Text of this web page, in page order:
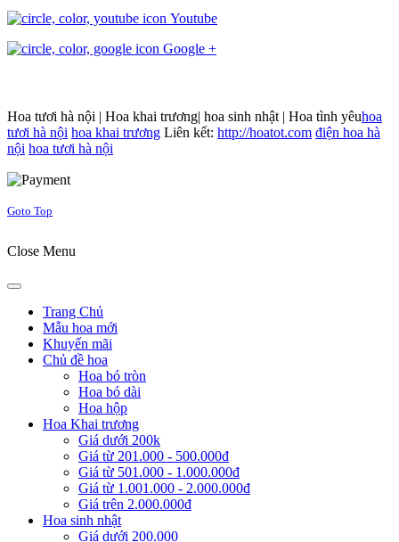
Youtube
Google +
Hoa tươi hà nội | Hoa khai trương| hoa sinh nhật | Hoa tình yêuhoa
tươi hà nội hoa khai trương Liên kết: http://hoatot.com điện hoa hà
nội hoa tươi hà nội
Goto Top
Close Menu
Trang Chủ
Mẫu hoa mới
Khuyến mãi
Chủ đề hoa
Hoa bó tròn
Hoa bó dài
Hoa hộp
Hoa Khai trương
Giá dưới 200k
Giá từ 201.000 - 500.000đ
Giá từ 501.000 - 1.000.000đ
Giá từ 1.001.000 - 2.000.000đ
Giá trên 2.000.000đ
Hoa sinh nhật
Giá dưới 200.000